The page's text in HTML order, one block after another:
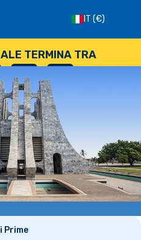
IT (€)
TERMINA TRA
MINUTI SECONDI
Prime